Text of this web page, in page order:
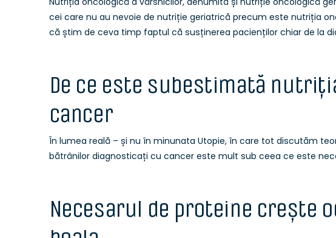
cei care nu au nevoie de nutriție geriatrică precum este nutriția
că știm de ceva timp faptul că susținerea pacienților chiar de la
De ce este subestimată
cancer
În lumea reală – și nu în minunata Utopie, în care tot discutăm
bătrânilor diagnosticați cu cancer este mult sub ceea ce este
Necesarul de proteine crește